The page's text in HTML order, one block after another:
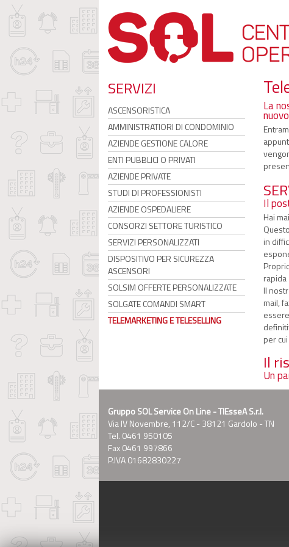
La
Il
Hai
in
Il
mail,
per
Il
Un
SERVIZI
ASCENSORISTICA
AMMINISTRATIORI DI CONDOMINIO
AZIENDE GESTIONE CALORE
ENTI PUBBLICI O PRIVATI
AZIENDE PRIVATE
STUDI DI PROFESSIONISTI
AZIENDE OSPEDALIERE
CONSORZI SETTORE TURISTICO
SERVIZI PERSONALIZZATI
DISPOSITIVO PER SICUREZZA
ASCENSORI
SOLSIM OFFERTE PERSONALIZZATE
SOLGATE COMANDI SMART
TELEMARKETING E TELESELLING
Gruppo SOL Service On Line - TIEsseA S.r.l.
Via IV Novembre, 112/C - 38121 Gardolo - TN
Tel. 0461 950105
Fax 0461 997866
P.IVA 01682830227